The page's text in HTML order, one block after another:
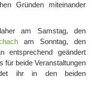
Gründen miteinander
am Samstag, den
am Sonntag, den
entsprechend geändert
für beide Veranstaltungen
ihr in den beiden